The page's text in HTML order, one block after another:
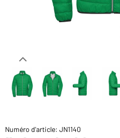
Voudriez-vous acheter des
Numéro d'article: JN1140